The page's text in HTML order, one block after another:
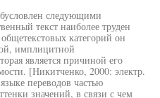
следующими
текст наиболее труден
категорий он
имплицитной
является причиной его
[Никитченко, 2000: электр.
переводов частью
значений, в связи с чем